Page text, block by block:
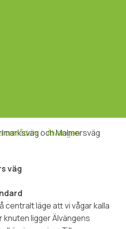
områden Älvängen
och Malmersväg
väg
centralt läge att vi vågar kalla
ligger Älvängens